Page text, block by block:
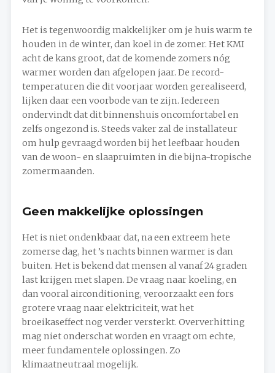
Het is tegenwoordig makkelijker om je huis warm te
houden in de winter, dan koel in de zomer. Het KMI
acht de kans groot, dat de komende zomers nóg
warmer worden dan afgelopen jaar. De record-
temperaturen die dit voorjaar worden gerealiseerd,
lijken daar een voorbode van te zijn. Iedereen
ondervindt dat dit binnenshuis oncomfortabel en
zelfs ongezond is. Steeds vaker zal de installateur
om hulp gevraagd worden bij het leefbaar houden
van de woon- en slaapruimten in die bijna-tropische
zomermaanden.
Geen makkelijke oplossingen
Het is niet ondenkbaar dat, na een extreem hete
zomerse dag, het ’s nachts binnen warmer is dan
buiten. Het is bekend dat mensen al vanaf 24 graden
last krijgen met slapen. De vraag naar koeling, en
dan vooral airconditioning, veroorzaakt een fors
grotere vraag naar elektriciteit, wat het
broeikaseffect nog verder versterkt. Oververhitting
mag niet onderschat worden en vraagt om echte,
meer fundamentele oplossingen. Zo
klimaatneutraal mogelijk.